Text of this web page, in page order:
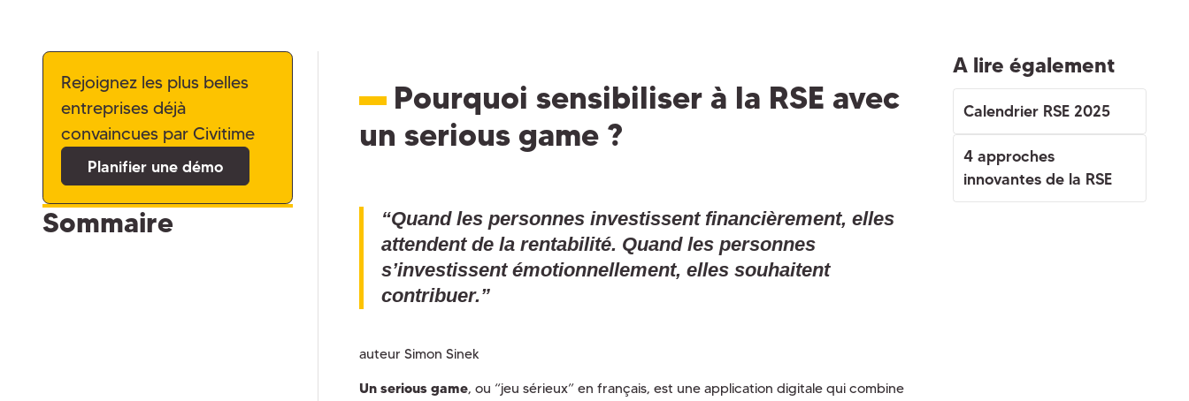
Rejoignez les plus belles
entreprises déjà
convaincues par Civitime
Planifier une démo
Sommaire
Pourquoi sensibiliser à la RSE avec
un serious game ?
“Quand les personnes investissent financièrement, elles
attendent de la rentabilité. Quand les personnes
s’investissent émotionnellement, elles souhaitent
contribuer.”
auteur Simon Sinek
Un serious game, ou “jeu sérieux” en français, est une application digitale qui combine
A lire également
Calendrier RSE 2025
4 approches
innovantes de la RSE